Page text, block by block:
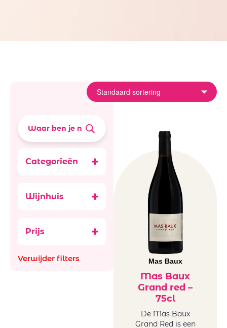
Categorieën
Frankrijk
Wijnhuis
Prijs
Verwijder filters Mas Baux
Mas Baux
Grand red –
75cl
De Mas Baux
Grand Red is een